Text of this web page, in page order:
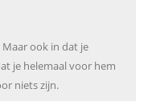
Maar ook in dat je
je helemaal voor hem
niets zijn.